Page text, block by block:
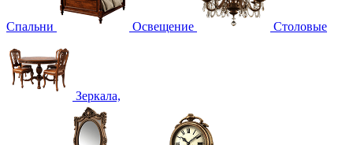
Спальни Освещение Столовые
Зеркала,